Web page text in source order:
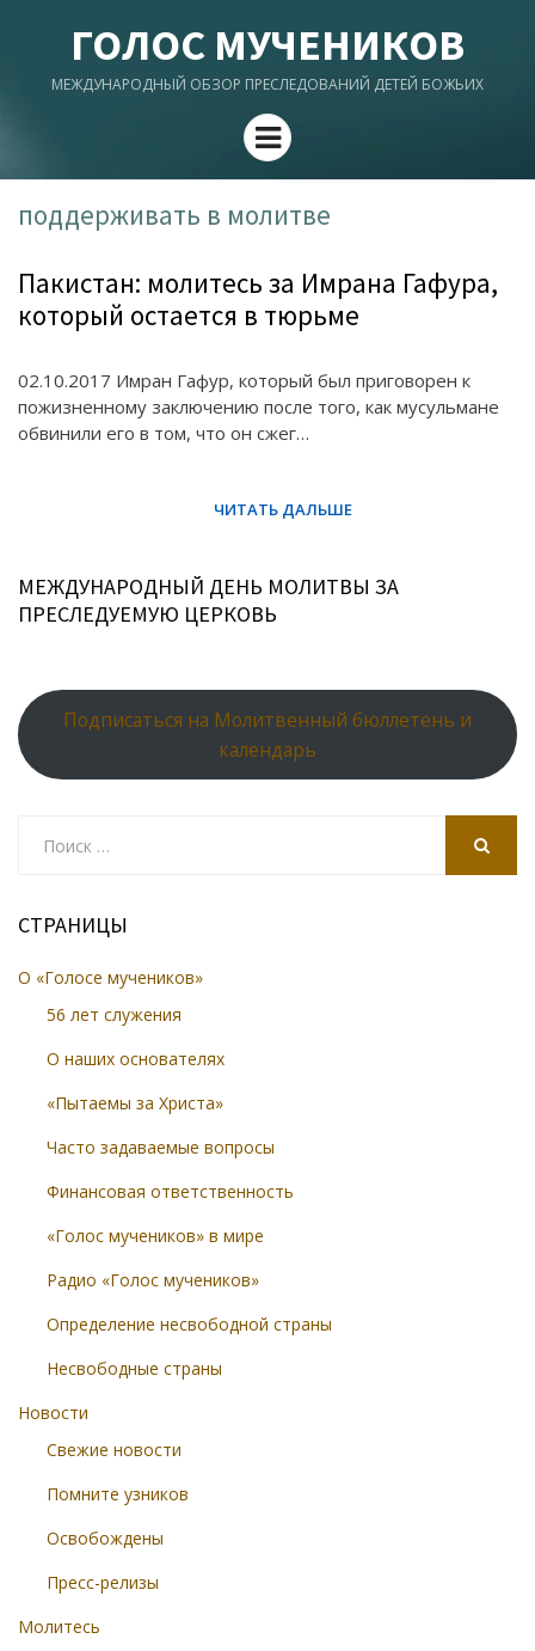
ГОЛОС МУЧЕНИКОВ
МЕЖДУНАРОДНЫЙ ОБЗОР ПРЕСЛЕДОВАНИЙ ДЕТЕЙ БОЖЬИХ
Menu
поддерживать в молитве
Пакистан: молитесь за Имрана Гафура,
который остается в тюрьме
02.10.2017 Имран Гафур, который был приговорен к
пожизненному заключению после того, как мусульмане
обвинили его в том, что он сжег…
МЕЖДУНАРОДНЫЙ ДЕНЬ МОЛИТВЫ ЗА
ПРЕСЛЕДУЕМУЮ ЦЕРКОВЬ
Подписаться на Молитвенный бюллетень и
календарь
СТРАНИЦЫ
О «Голосе мучеников»
56 лет служения
О наших основателях
«Пытаемы за Христа»
Часто задаваемые вопросы
Финансовая ответственность
«Голос мучеников» в мире
Радио «Голос мучеников»
Определение несвободной страны
Несвободные страны
Новости
Свежие новости
Помните узников
Освобождены
Пресс-релизы
Молитесь